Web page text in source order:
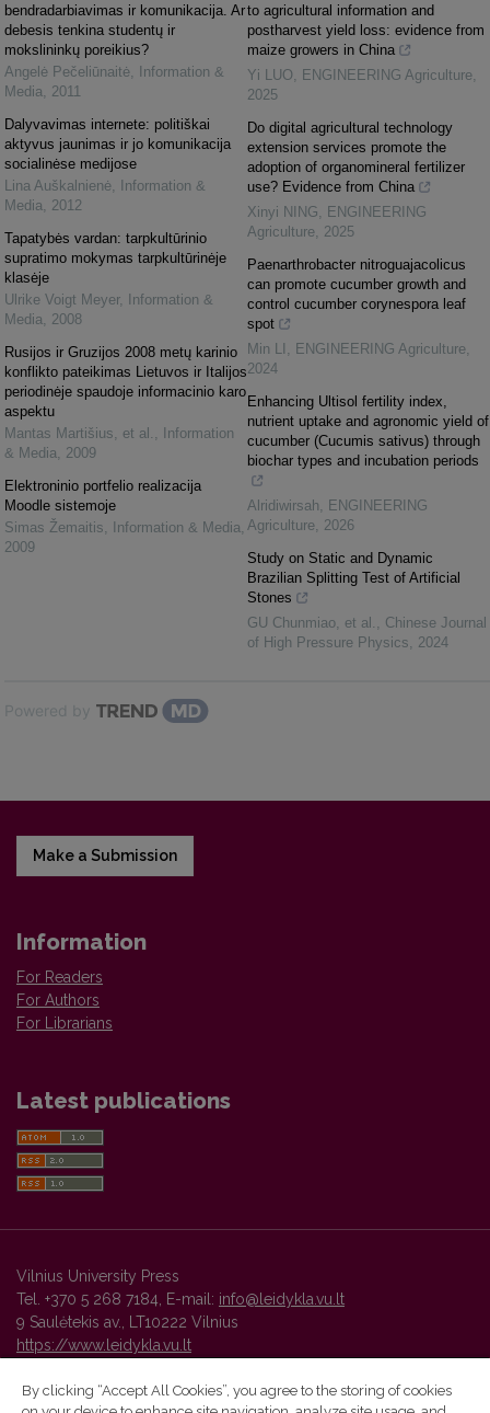
bendradarbiavimas ir komunikacija. Ar
debesis tenkina studentų ir
mokslininkų poreikius?
Angelė Pečeliūnaitė,
Information &
Media, 2011
Dalyvavimas internete: politiškai
aktyvus jaunimas ir jo komunikacija
socialinėse medijose
Lina Auškalnienė,
Information &
Media, 2012
Tapatybės vardan: tarpkultūrinio
supratimo mokymas tarpkultūrinėje
klasėje
Ulrike Voigt Meyer,
Information &
Media, 2008
Rusijos ir Gruzijos 2008 metų karinio
konflikto pateikimas Lietuvos ir Italijos
periodinėje spaudoje informacinio karo
aspektu
Mantas Martišius, et al. ,
Information
& Media, 2009
Elektroninio portfelio realizacija
Moodle sistemoje
Simas Žemaitis, Information & Media,
2009
to agricultural information and
postharvest yield loss: evidence from
maize growers in China
Yi LUO, ENGINEERING Agriculture,
2025
Do digital agricultural technology
extension services promote the
adoption of organomineral fertilizer
use? Evidence from China
Xinyi NING, ENGINEERING
Agriculture, 2025
Paenarthrobacter nitroguajacolicus
can promote cucumber growth and
control cucumber corynespora leaf
spot
Min LI , ENGINEERING Agriculture,
2024
Enhancing Ultisol fertility index,
nutrient uptake and agronomic yield of
cucumber (Cucumis sativus) through
biochar types and incubation periods
Alridiwirsah, ENGINEERING
Agriculture, 2026
Study on Static and Dynamic
Brazilian Splitting Test of Artificial
Stones
GU Chunmiao, et al. , Chinese Journal
of High Pressure Physics, 2024
Powered by
Make a Submission
Information
For Readers
For Authors
For Librarians
Latest publications
Vilnius University Press
Tel. +370 5 268 7184, E-mail: info@leidykla.vu.lt
9 Saulėtekis av., LT10222 Vilnius
https://www.leidykla.vu.lt
By clicking “Accept All Cookies”, you agree to the storing of cookies